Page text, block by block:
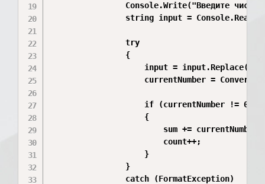
Console.Write("Введите число:
string input =
                try
                {
input =
currentNumber =
                    if (currentNumber != 0)
                    {
                        sum += currentNumber;
                        count++;
                    }
                }
                catch (FormatException)